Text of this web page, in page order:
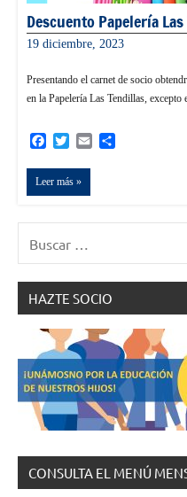
Descuento Papelería
19 diciembre, 2023
Presentando el carnet de socio
en la Papelería Las Tendillas,
FacebookTwitterEmail
Leer más
HAZTE SOCIO
CONSULTA EL MENÚ